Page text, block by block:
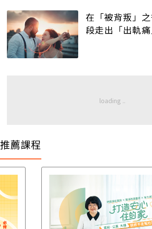
在「被背叛」
段走出「出軌痛
推薦課程